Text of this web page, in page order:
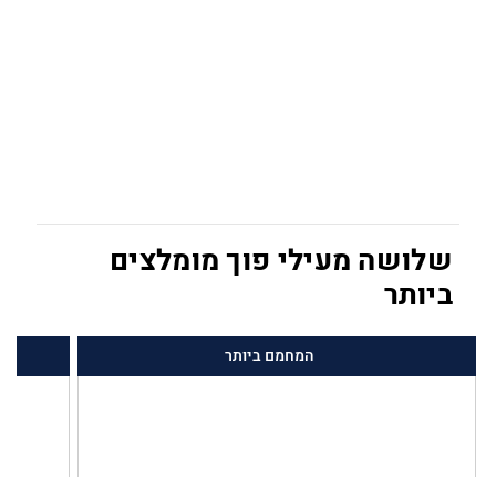
שלושה מעילי פוך מומלצים
ביותר
המחמם ביותר